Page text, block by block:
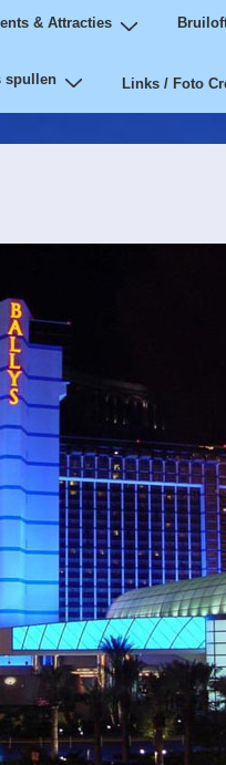
& Attracties
spullen Links / Foto